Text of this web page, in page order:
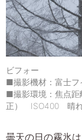
ビフォー
■撮影機材：富士フ
■撮影環境：焦点距
正） ISO400 晴
曇天の日の霧氷